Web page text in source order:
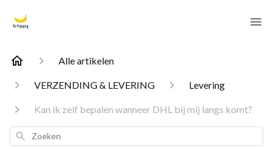
Alle artikelen
VERZENDING & LEVERING Levering
Kan ik zelf bepalen wanneer DHL bij mij langs komt?
Zoeken